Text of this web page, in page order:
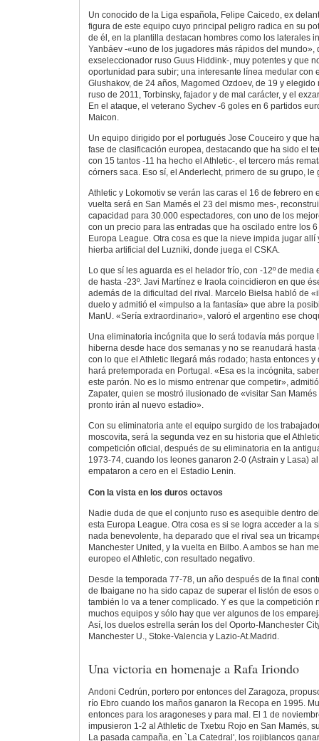
Un conocido de la Liga española, Felipe Caicedo, ex
figura de este equipo cuyo principal peligro radica en su
de él, en la plantilla destacan hombres como los laterales
Yanbáev -«uno de los jugadores más rápidos del mundo»,
exseleccionador ruso Guus Hiddink-, muy potentes y que
oportunidad para subir; una interesante línea medular con
Glushakov, de 24 años, Magomed Ozdoev, de 19 y
ruso de 2011, Torbinsky, fajador y de mal carácter, y el
En el ataque, el veterano Sychev -6 goles en 6 partidos
Maicon.
Un equipo dirigido por el portugués Jose Couceiro y que
fase de clasificación europea, destacando que ha sido el
con 15 tantos -11 ha hecho el Athletic-, el tercero más
córners saca. Eso sí, el Anderlecht, primero de su grupo, le
Athletic y Lokomotiv se verán las caras el 16 de febrero en
vuelta será en San Mamés el 23 del mismo mes-,
capacidad para 30.000 espectadores, con uno de los
con un precio para las entradas que ha oscilado entre los
Europa League. Otra cosa es que la nieve impida jugar allí
hierba artificial del Luzniki, donde juega el CSKA.
Lo que sí les aguarda es el helador frío, con -12º de media
de hasta -23º. Javi Martínez e Iraola coincidieron en que
además de la dificultad del rival. Marcelo Bielsa habló de
duelo y admitió el «impulso a la fantasía» que abre la
ManU. «Sería extraordinario», valoró el argentino ese
Una eliminatoria incógnita que lo será todavía más porque
hiberna desde hace dos semanas y no se reanudará
con lo que el Athletic llegará más rodado; hasta entonces
hará pretemporada en Portugal. «Esa es la incógnita,
este parón. No es lo mismo entrenar que competir»,
Zapater, quien se mostró ilusionado de «visitar San
pronto irán al nuevo estadio».
Con su eliminatoria ante el equipo surgido de los
moscovita, será la segunda vez en su historia que el
competición oficial, después de su eliminatoria en la
1973-74, cuando los leones ganaron 2-0 (Astrain y Lasa)
empataron a cero en el Estadio Lenin.
Con la vista en los duros octavos
Nadie duda de que el conjunto ruso es asequible dentro
esta Europa League. Otra cosa es si se logra acceder a la
nada benevolente, ha deparado que el rival sea un
Manchester United, y la vuelta en Bilbo. A ambos se han
europeo el Athletic, con resultado negativo.
Desde la temporada 77-78, un año después de la final
de Ibaigane no ha sido capaz de superar el listón de esos
también lo va a tener complicado. Y es que la competición
muchos equipos y sólo hay que ver algunos de los
Así, los duelos estrella serán los del Oporto-Manchester
Manchester U., Stoke-Valencia y Lazio-At.Madrid.
Una victoria en homenaje a Rafa Iriondo
Andoni Cedrún, portero por entonces del Zaragoza,
río Ebro cuando los maños ganaron la Recopa en 1995.
entonces para los aragoneses y para mal. El 1 de
impusieron 1-2 al Athletic de Txetxu Rojo en San Mamés,
La pasada campaña, en `La Catedral', los rojiblancos